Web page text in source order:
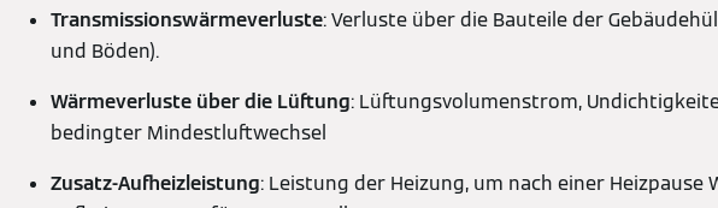
Transmissionswärmeverluste: Verluste über die Bauteile der
und Böden).
Wärmeverluste über die Lüftung: Lüftungsvolumenstrom,
bedingter Mindestluftwechsel
Zusatz-Aufheizleistung: Leistung der Heizung, um nach einer Heizpause